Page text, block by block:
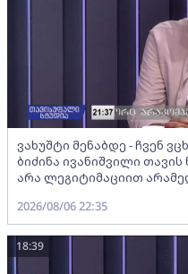
ვახუშტი მენაბდე - ჩვენ
ბიძინა ივანიშვილი თავის
არა ლეგიტიმაციით
2026/08/06 22:35
18:39